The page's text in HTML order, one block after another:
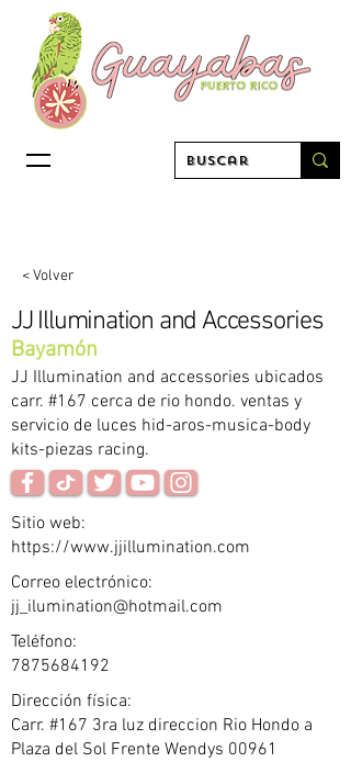
< Volver
JJ Illumination and Accessories
Bayamón
JJ Illumination and accessories ubicados
carr. #167 cerca de rio hondo. ventas y
servicio de luces hid-aros-musica-body
kits-piezas racing.
Sitio web:
https://www.jjillumination.com
Correo electrónico:
jj_ilumination@hotmail.com
Teléfono:
7875684192
Dirección física:
Carr. #167 3ra luz direccion Rio Hondo a
Plaza del Sol Frente Wendys 00961